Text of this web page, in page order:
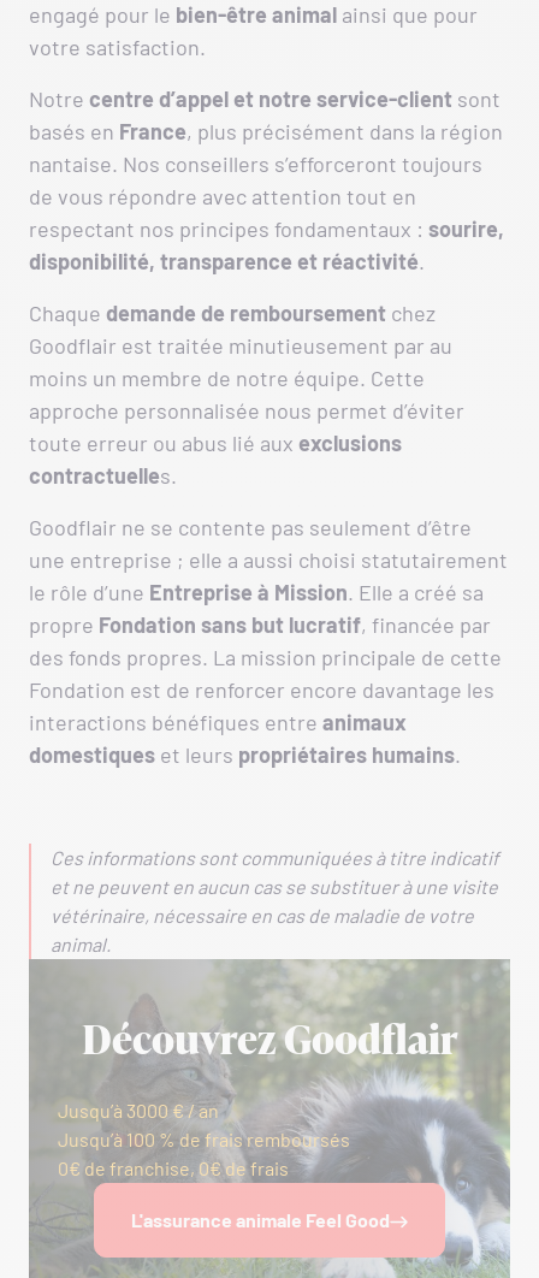
engagé pour le bien-être animal ainsi que pour
votre satisfaction.
Notre centre d’appel et notre service-client sont
basés en France, plus précisément dans la région
nantaise. Nos conseillers s’efforceront toujours
de vous répondre avec attention tout en
respectant nos principes fondamentaux : sourire,
disponibilité, transparence et réactivité.
Chaque demande de remboursement chez
Goodflair est traitée minutieusement par au
moins un membre de notre équipe. Cette
approche personnalisée nous permet d’éviter
toute erreur ou abus lié aux exclusions
contractuelles.
Goodflair ne se contente pas seulement d’être
une entreprise ; elle a aussi choisi statutairement
le rôle d’une Entreprise à Mission. Elle a créé sa
propre Fondation sans but lucratif, financée par
des fonds propres. La mission principale de cette
Fondation est de renforcer encore davantage les
interactions bénéfiques entre animaux
domestiques et leurs propriétaires humains.
Ces informations sont communiquées à titre indicatif
et ne peuvent en aucun cas se substituer à une visite
vétérinaire, nécessaire en cas de maladie de votre
animal.
Découvrez Goodflair
Jusqu’à 3000 € / an
Jusqu’à 100 % de frais remboursés
0€ de franchise, 0€ de frais
L'assurance animale Feel Good